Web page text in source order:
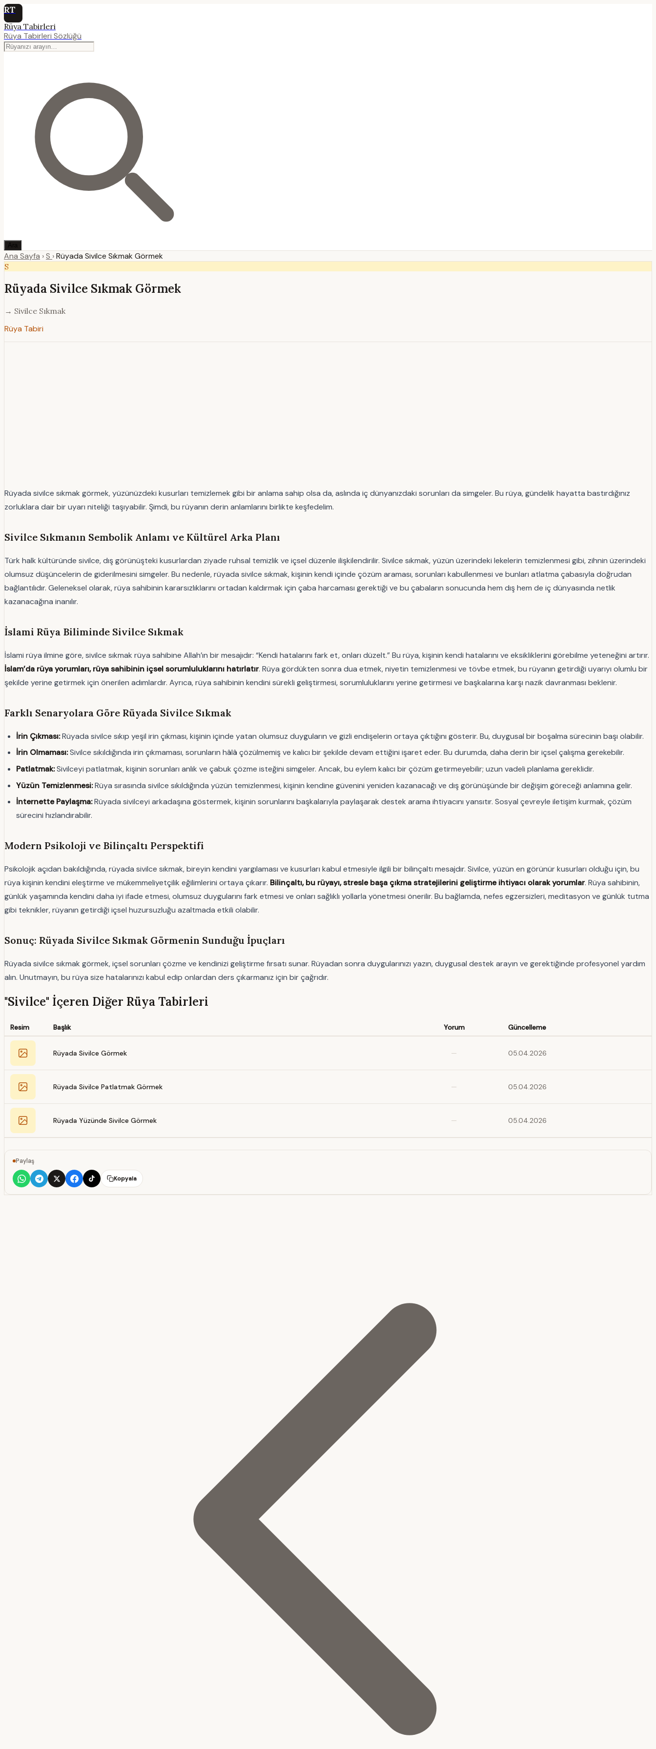
RT
Rüya Tabirleri
Rüya Tabirleri Sözlüğü
Ara
Ana Sayfa ›S ›Rüyada Sivilce Sıkmak Görmek
S
Rüyada Sivilce Sıkmak Görmek
→ Sivilce Sıkmak
Rüya Tabiri
Rüyada sivilce sıkmak görmek, yüzünüzdeki kusurları temizlemek gibi bir anlama sahip olsa da, aslında iç dünyanızdaki sorunları da simgeler. Bu rüya, gündelik hayatta bastırdığınız
zorluklara dair bir uyarı niteliği taşıyabilir. Şimdi, bu rüyanın derin anlamlarını birlikte keşfedelim.
Sivilce Sıkmanın Sembolik Anlamı ve Kültürel Arka Planı
Türk halk kültüründe sivilce, dış görünüşteki kusurlardan ziyade ruhsal temizlik ve içsel düzenle ilişkilendirilir. Sivilce sıkmak, yüzün üzerindeki lekelerin temizlenmesi gibi, zihnin üzerindeki
olumsuz düşüncelerin de giderilmesini simgeler. Bu nedenle, rüyada sivilce sıkmak, kişinin kendi içinde çözüm araması, sorunları kabullenmesi ve bunları atlatma çabasıyla doğrudan
bağlantılıdır. Geleneksel olarak, rüya sahibinin kararsızlıklarını ortadan kaldırmak için çaba harcaması gerektiği ve bu çabaların sonucunda hem dış hem de iç dünyasında netlik
kazanacağına inanılır.
İslami Rüya Biliminde Sivilce Sıkmak
İslami rüya ilmine göre, sivilce sıkmak rüya sahibine Allah’ın bir mesajıdır: “Kendi hatalarını fark et, onları düzelt.” Bu rüya, kişinin kendi hatalarını ve eksikliklerini görebilme yeteneğini artırır.
İslam’da rüya yorumları, rüya sahibinin içsel sorumluluklarını hatırlatır. Rüya gördükten sonra dua etmek, niyetin temizlenmesi ve tövbe etmek, bu rüyanın getirdiği uyarıyı olumlu bir
şekilde yerine getirmek için önerilen adımlardır. Ayrıca, rüya sahibinin kendini sürekli geliştirmesi, sorumluluklarını yerine getirmesi ve başkalarına karşı nazik davranması beklenir.
Farklı Senaryolara Göre Rüyada Sivilce Sıkmak
İrin Çıkması:Rüyada sivilce sıkıp yeşil irin çıkması, kişinin içinde yatan olumsuz duyguların ve gizli endişelerin ortaya çıktığını gösterir. Bu, duygusal bir boşalma sürecinin başı olabilir.
İrin Olmaması:Sivilce sıkıldığında irin çıkmaması, sorunların hâlâ çözülmemiş ve kalıcı bir şekilde devam ettiğini işaret eder. Bu durumda, daha derin bir içsel çalışma gerekebilir.
Patlatmak:Sivilceyi patlatmak, kişinin sorunları anlık ve çabuk çözme isteğini simgeler. Ancak, bu eylem kalıcı bir çözüm getirmeyebilir; uzun vadeli planlama gereklidir.
Yüzün Temizlenmesi:Rüya sırasında sivilce sıkıldığında yüzün temizlenmesi, kişinin kendine güvenini yeniden kazanacağı ve dış görünüşünde bir değişim göreceği anlamına gelir.
İnternette Paylaşma:Rüyada sivilceyi arkadaşına göstermek, kişinin sorunlarını başkalarıyla paylaşarak destek arama ihtiyacını yansıtır. Sosyal çevreyle iletişim kurmak, çözüm
sürecini hızlandırabilir.
Modern Psikoloji ve Bilinçaltı Perspektifi
Psikolojik açıdan bakıldığında, rüyada sivilce sıkmak, bireyin kendini yargılaması ve kusurları kabul etmesiyle ilgili bir bilinçaltı mesajdır. Sivilce, yüzün en görünür kusurları olduğu için, bu
rüya kişinin kendini eleştirme ve mükemmeliyetçilik eğilimlerini ortaya çıkarır. Bilinçaltı, bu rüyayı, stresle başa çıkma stratejilerini geliştirme ihtiyacı olarak yorumlar. Rüya sahibinin,
günlük yaşamında kendini daha iyi ifade etmesi, olumsuz duygularını fark etmesi ve onları sağlıklı yollarla yönetmesi önerilir. Bu bağlamda, nefes egzersizleri, meditasyon ve günlük tutma
gibi teknikler, rüyanın getirdiği içsel huzursuzluğu azaltmada etkili olabilir.
Sonuç: Rüyada Sivilce Sıkmak Görmenin Sunduğu İpuçları
Rüyada sivilce sıkmak görmek, içsel sorunları çözme ve kendinizi geliştirme fırsatı sunar. Rüyadan sonra duygularınızı yazın, duygusal destek arayın ve gerektiğinde profesyonel yardım
alın. Unutmayın, bu rüya size hatalarınızı kabul edip onlardan ders çıkarmanız için bir çağrıdır.
"Sivilce" İçeren Diğer Rüya Tabirleri
Resim Başlık Yorum Güncelleme
Rüyada Sivilce Görmek — 05.04.2026
Rüyada Sivilce Patlatmak Görmek — 05.04.2026
Rüyada Yüzünde Sivilce Görmek — 05.04.2026
Paylaş
Kopyala